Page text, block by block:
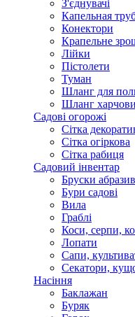
З'єднувачі
Капельная
Конектори
Крапельне
Лійки
Пістолети
Туман
Шланг для
Шланг
Садові огорожі
Сітка
Сітка огіркова
Сітка рабиця
Садовий інвентар
Бруски
Бури садові
Вила
Граблі
Коси, серпи,
Лопати
Сапи,
Секатори,
Насіння
Баклажан
Буряк